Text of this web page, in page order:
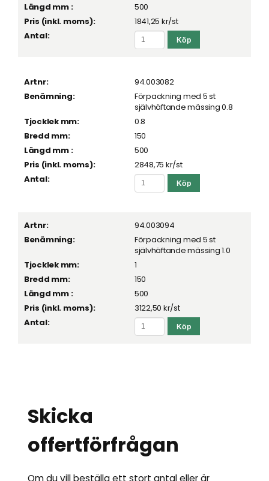
500
1841,25 kr/st
94.003082
Förpackning med 5 st
självhäftande mässing 0.8
0.8
150
500
2848,75 kr/st
94.003094
Förpackning med 5 st
självhäftande mässing 1.0
1
150
500
3122,50 kr/st
Skicka
offertförfrågan
Om du vill beställa ett stort antal eller är